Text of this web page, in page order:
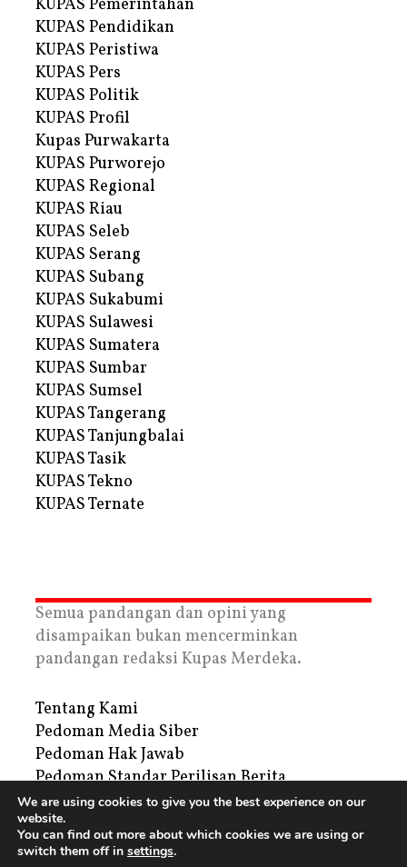
KUPAS Pemerintahan
KUPAS Pendidikan
KUPAS Peristiwa
KUPAS Pers
KUPAS Politik
KUPAS Profil
Kupas Purwakarta
KUPAS Purworejo
KUPAS Regional
KUPAS Riau
KUPAS Seleb
KUPAS Serang
KUPAS Subang
KUPAS Sukabumi
KUPAS Sulawesi
KUPAS Sumatera
KUPAS Sumbar
KUPAS Sumsel
KUPAS Tangerang
KUPAS Tanjungbalai
KUPAS Tasik
KUPAS Tekno
KUPAS Ternate
Semua pandangan dan opini yang
disampaikan bukan mencerminkan
pandangan redaksi Kupas Merdeka.
Tentang Kami
Pedoman Media Siber
Pedoman Hak Jawab
Pedoman Standar Perilisan Berita
Privacy Policy
Periklanan
We are using cookies to give you the best experience on our
website.
You can find out more about which cookies we are using or
switch them off in settings.